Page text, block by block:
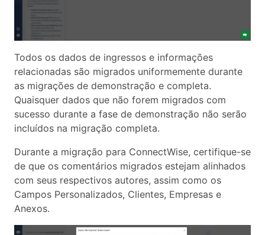
Todos os dados de ingressos e informações
relacionadas são migrados uniformemente durante
as migrações de demonstração e completa.
Quaisquer dados que não forem migrados com
sucesso durante a fase de demonstração não serão
incluídos na migração completa.
Durante a migração para ConnectWise, certifique-se
de que os comentários migrados estejam alinhados
com seus respectivos autores, assim como os
Campos Personalizados, Clientes, Empresas e
Anexos.